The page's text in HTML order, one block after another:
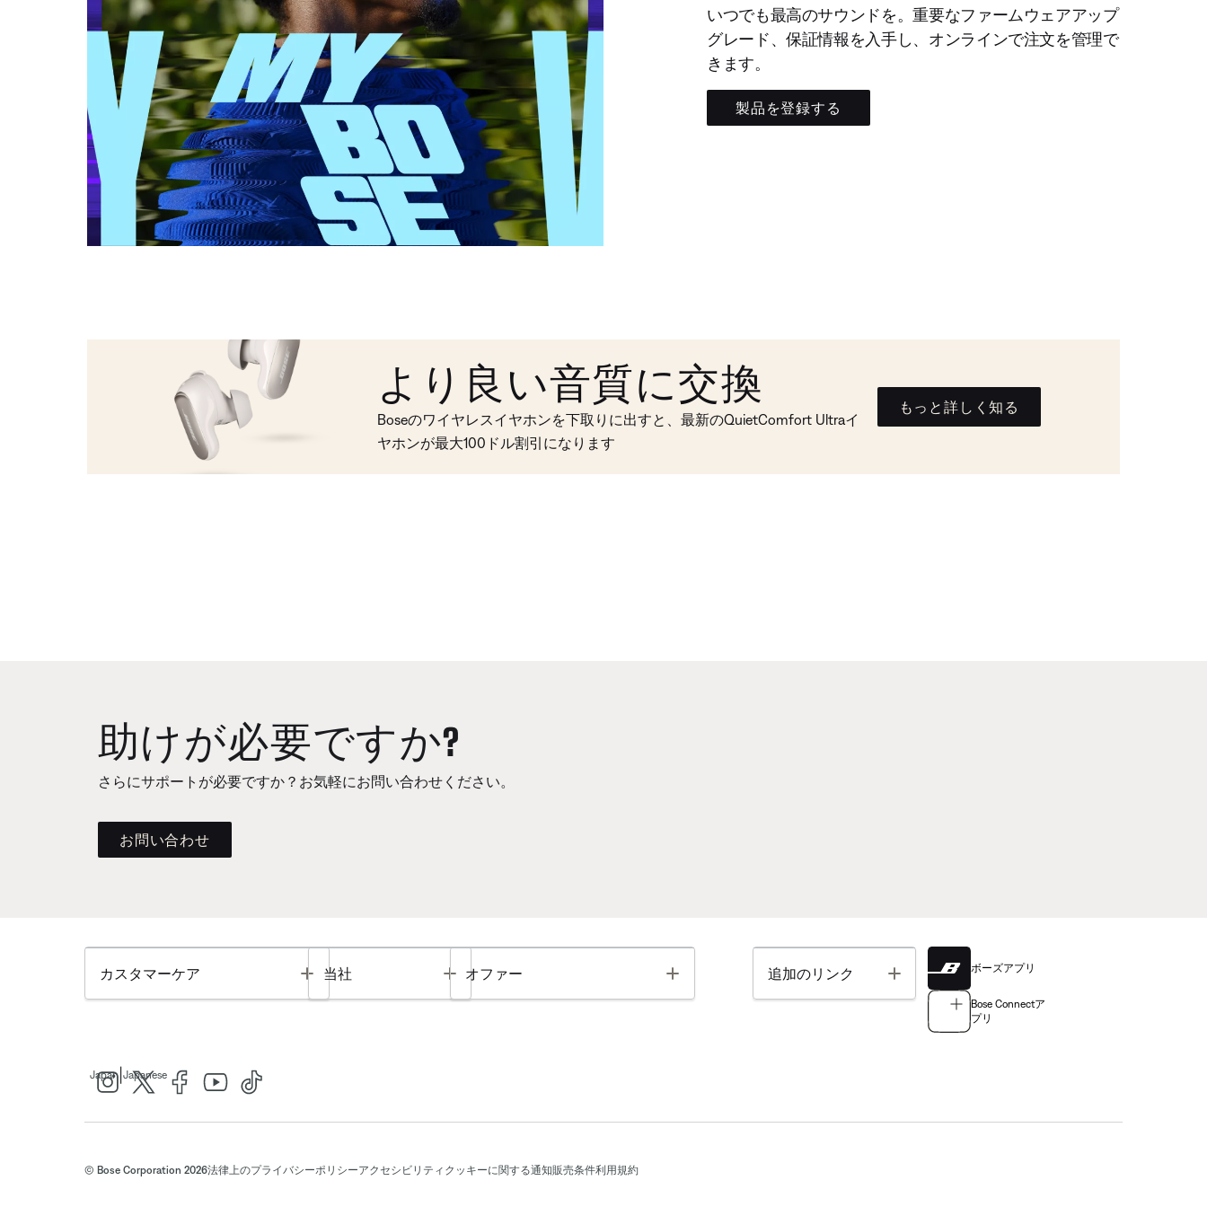
いつでも最高のサウンドを。重要なファームウェアアップ
グレード、保証情報を入手し、オンラインで注文を管理で
きます。
製品を登録する
より良い音質に交換
Boseのワイヤレスイヤホンを下取りに出すと、最新のQuietComfort Ultraイ
ヤホンが最大100ドル割引になります
もっと詳しく知る
助けが必要ですか?
さらにサポートが必要ですか？お気軽にお問い合わせください。
お問い合わせ
カスタマーケア Toggle
当社 Toggle
オファー Toggle 追加のリンク Toggle ボーズアプリ
Bose Connectア
プリ
Japan Japanese
© Bose Corporation 2026法律上のプライバシーポリシーアクセシビリティ クッキーに関する通知販売条件利用規約